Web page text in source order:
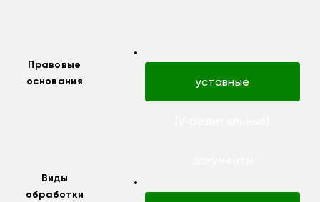
Правовые
основания
уставные
Виды
обработки